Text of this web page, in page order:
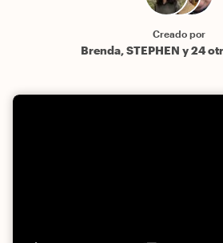
Creado por
Brenda, STEPHEN y 24